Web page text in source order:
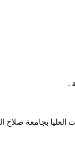
.
بجامعة صلاح